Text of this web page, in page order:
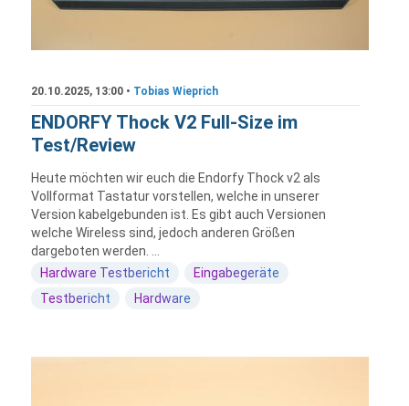
20.10.2025, 13:00 • Tobias Wieprich
ENDORFY Thock V2 Full-Size im
Test/Review
Heute möchten wir euch die Endorfy Thock v2 als
Vollformat Tastatur vorstellen, welche in unserer
Version kabelgebunden ist. Es gibt auch Versionen
welche Wireless sind, jedoch anderen Größen
dargeboten werden. ...
Hardware Testbericht
Eingabegeräte
Testbericht
Hardware